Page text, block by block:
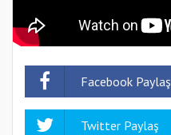
Facebook Paylaş
Twitter Paylaş